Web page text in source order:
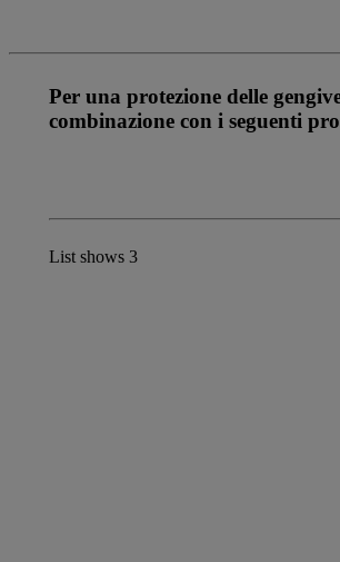
Per una protezione delle
combinazione con i seguenti
List shows 3